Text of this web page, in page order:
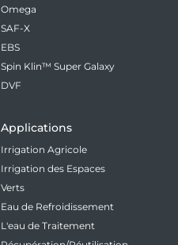
Omega
SAF-X
EBS
Spin Klin™ Super Galaxy
DVF
Applications
Irrigation Agricole
Irrigation des Espaces
Verts
Eau de Refroidissement
L'eau de Traitement